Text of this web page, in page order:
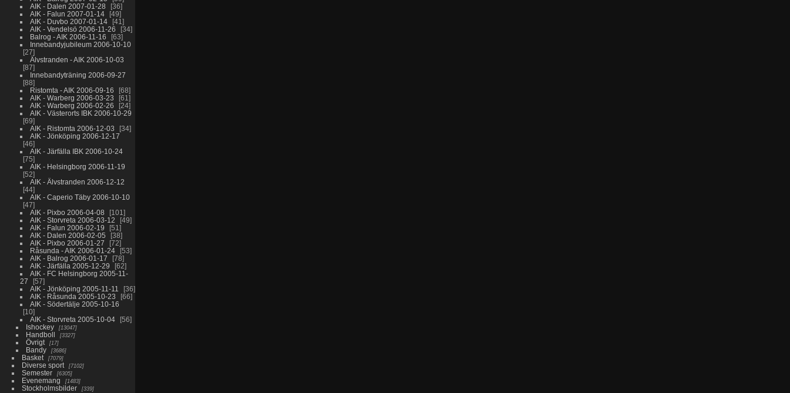
AIK - Dalen 2007-01-28
36
AIK - Falun 2007-01-14
49
AIK - Duvbo 2007-01-14
41
AIK - Vendelsö 2006-11-26
34
Balrog - AIK 2006-11-16
63
Innebandyjubileum 2006-10-10
27
Älvstranden - AIK 2006-10-03
87
Innebandyträning 2006-09-27
88
Ristomta - AIK 2006-09-16
68
AIK - Warberg 2006-03-23
61
AIK - Warberg 2006-02-26
24
AIK - Västerorts IBK 2006-10-29
69
AIK - Ristomta 2006-12-03
34
AIK - Jönköping 2006-12-17
46
AIK - Järfälla IBK 2006-10-24
75
AIK - Helsingborg 2006-11-19
52
AIK - Älvstranden 2006-12-12
44
AIK - Caperio Täby 2006-10-10
47
AIK - Pixbo 2006-04-08
101
AIK - Storvreta 2006-03-12
49
AIK - Falun 2006-02-19
51
AIK - Dalen 2006-02-05
38
AIK - Pixbo 2006-01-27
72
Råsunda - AIK 2006-01-24
53
AIK - Balrog 2006-01-17
78
AIK - Järfälla 2005-12-29
62
AIK - FC Helsingborg 2005-11-
27
57
AIK - Jönköping 2005-11-11
36
AIK - Råsunda 2005-10-23
66
AIK - Södertälje 2005-10-16
10
AIK - Storvreta 2005-10-04
56
Ishockey
13047
Handboll 3327
Övrigt 17
Bandy 3686
Basket 7079
Diverse sport 7102
Semester 6305
Evenemang 1483
Stockholmsbilder 339